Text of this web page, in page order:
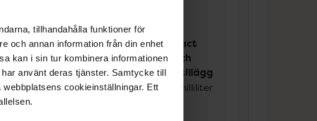
tillhandahålla funktioner för
och annan information från din enhet
kan i sin tur kombinera informationen
använt deras tjänster. Samtycke till
cookieinställningar. Ett
Fibre
200 milliliter
Nutridrink Compact
Protein energi och
proteinrikt kosttillägg
jordgubb, 4 x 125 milliliter